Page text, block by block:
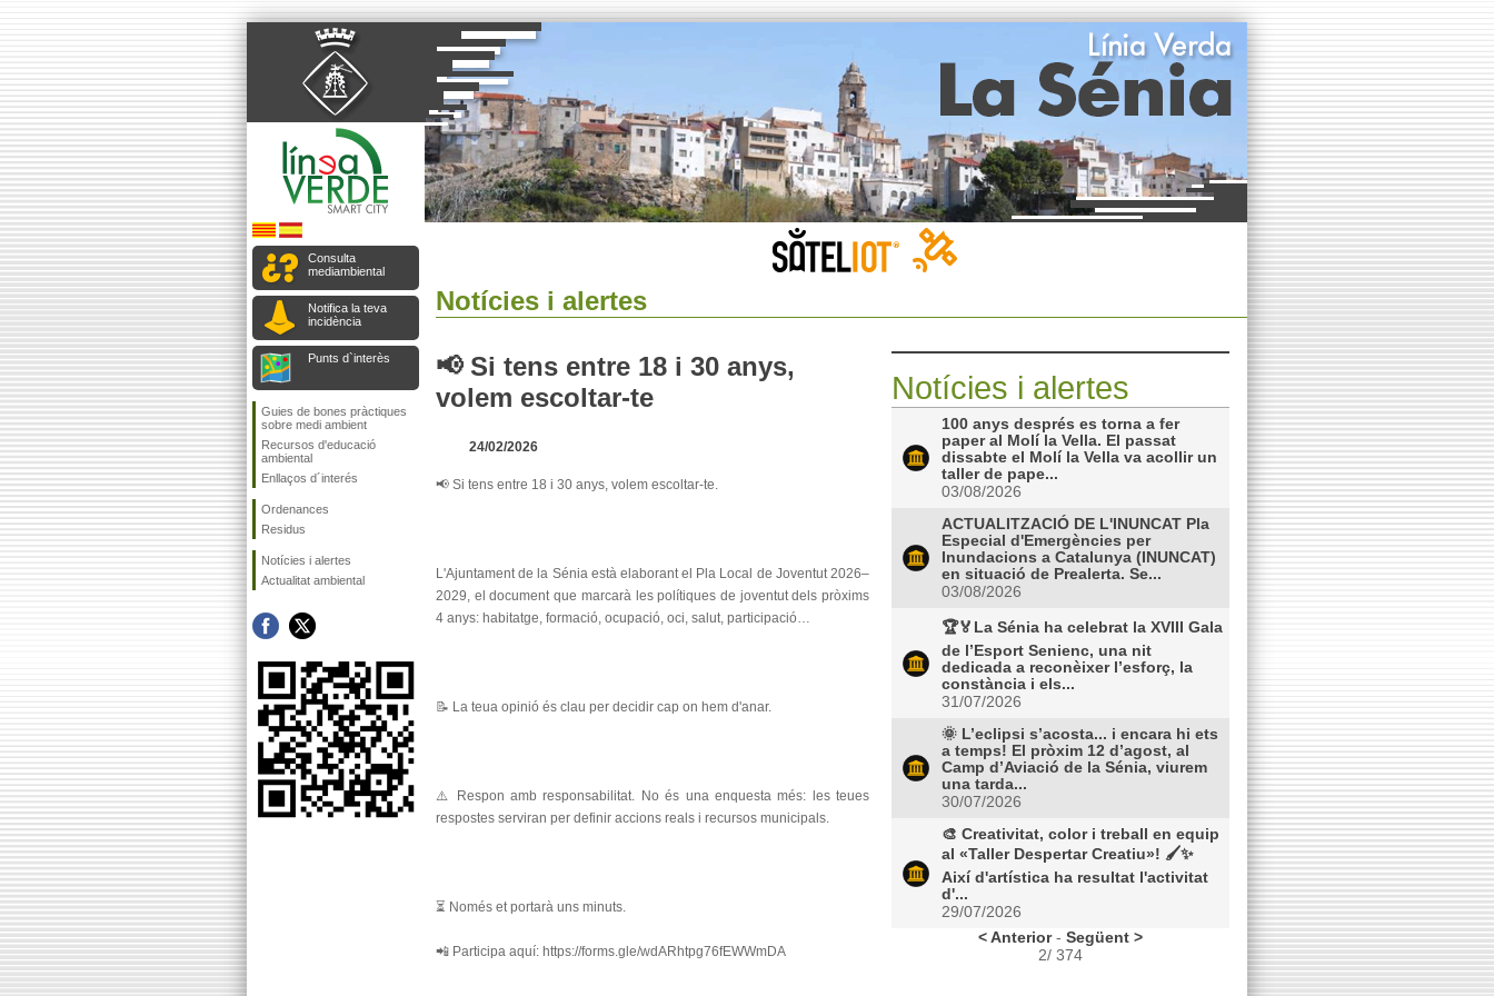
Consulta
mediambiental
Notifica la teva
incidència
Punts d`interès
Guies de bones pràctiques
sobre medi ambient
Recursos d'educació
ambiental
Enllaços d´interés
Ordenances
Residus
Notícies i alertes
Actualitat ambiental
Notícies i alertes
📢 Si tens entre 18 i 30 anys,
volem escoltar-te
24/02/2026
📢 Si tens entre 18 i 30 anys, volem escoltar-te.
L'Ajuntament de la Sénia està elaborant el Pla Local de Joventut 2026–
2029, el document que marcarà les polítiques de joventut dels pròxims
4 anys: habitatge, formació, ocupació, oci, salut, participació…
📝 La teua opinió és clau per decidir cap on hem d'anar.
⚠️ Respon amb responsabilitat. No és una enquesta més: les teues
respostes serviran per definir accions reals i recursos municipals.
⏳ Només et portarà uns minuts.
📲 Participa aquí: https://forms.gle/wdARhtpg76fEWWmDA
Notícies i alertes
100 anys després es torna a fer
paper al Molí la Vella. El passat
dissabte el Molí la Vella va acollir un
taller de pape...
03/08/2026
ACTUALITZACIÓ DE L'INUNCAT Pla
Especial d'Emergències per
Inundacions a Catalunya (INUNCAT)
en situació de Prealerta. Se...
03/08/2026
🏆🏅La Sénia ha celebrat la XVIII Gala
de l’Esport Senienc, una nit
dedicada a reconèixer l’esforç, la
constància i els...
31/07/2026
🌞 L’eclipsi s’acosta... i encara hi ets
a temps! El pròxim 12 d’agost, al
Camp d’Aviació de la Sénia, viurem
una tarda...
30/07/2026
🎨 Creativitat, color i treball en equip
al «Taller Despertar Creatiu»! 🖌️✨
Així d'artística ha resultat l'activitat
d'...
29/07/2026
< Anterior- Següent >
2/ 374